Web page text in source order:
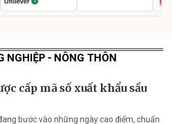
NGHIỆP - NÔNG THÔN
cấp mã số xuất khẩu sầu
bước vào những ngày cao điểm, chuẩn